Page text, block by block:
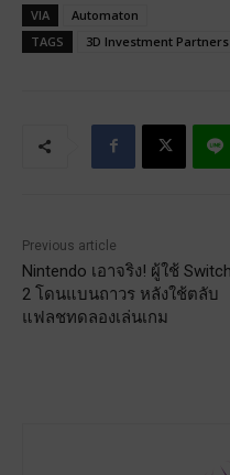
VIA
Automaton
TAGS
3D Investment Partners
Previous article
Nintendo เอาจริง! ผู้ใช้ Switch
2 โดนแบนถาวร หลังใช้ตลับ
แฟลชทดลองเล่นเกม